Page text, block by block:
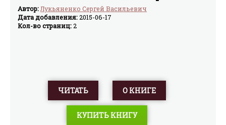
Автор:Лукьяненко Сергей Васильевич
Дата добавления:2015-06-17
Кол-во страниц:2
ЧИТАТЬ О КНИГЕ
КУПИТЬ КНИГУ